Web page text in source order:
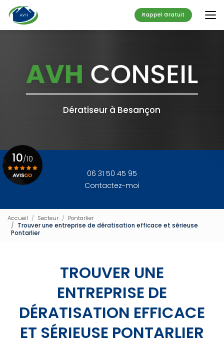
au
contenu
principal
Rappel Gratuit
Dératiseur à Besançon
06 31 50 45 95
Contactez-moi
10/10
Accueil Secteur
Pontarlier
Trouver une entreprise de dératisation efficace et sérieuse
Pontarlier
TROUVER UNE
ENTREPRISE DE
DÉRATISATION EFFICACE
ET SÉRIEUSE PONTARLIER